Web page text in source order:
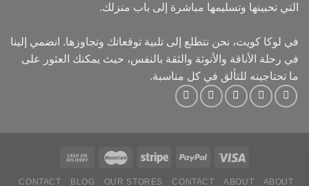
التي تحبينها وتسليمها مباشرة إلى باب منزلك.
في لوكا كويت، نحن نتطلع إلى تلبية توقعاتك وتجاوزها. انضمي إلينا
في رحلة الأناقة والأنوثة والثقة بالنفس، حيث يمكنك العثور على
ما تحتاجينه للتألق في كل مناسبة.
ABOUT
ABOUT
CONTACT
OUR STORES
BLOG
CONTACT